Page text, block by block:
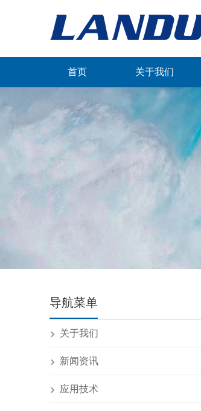
首页 关于我们
导航菜单
关于我们
新闻资讯
应用技术